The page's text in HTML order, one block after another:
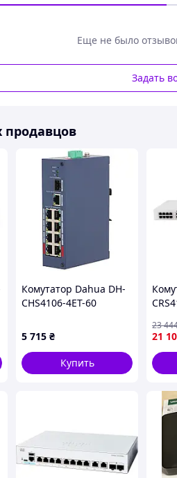
Еще не было
Задать
продавцов
Комутатор Dahua DH-
CHS4106-4ET-60
5 715 ₴
Купить
21
23